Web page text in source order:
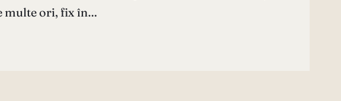
multe ori, fix în…